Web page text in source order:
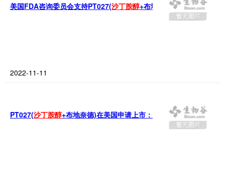
美国FDA咨询委员会支持PT027(沙丁胺醇
2022-11-11
PT027(沙丁胺醇+布地奈德)在美国申请上市：显著降低哮喘严重恶